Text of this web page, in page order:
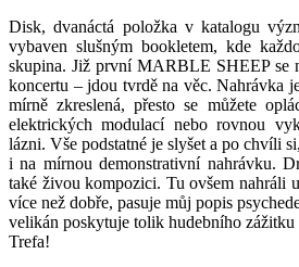
Disk, dvanáctá položka v katalogu
vybaven slušným bookletem, kde
skupina. Již první MARBLE SHEEP se
koncertu – jdou tvrdě na věc. Nahrávka
mírně zkreslená, přesto se můžete
elektrických modulací nebo rovnou
lázni. Vše podstatné je slyšet a po chvíli
i na mírnou demonstrativní nahrávku.
také živou kompozici. Tu ovšem nahráli
více než dobře, pasuje můj popis
velikán poskytuje tolik hudebního zážitku
Trefa!